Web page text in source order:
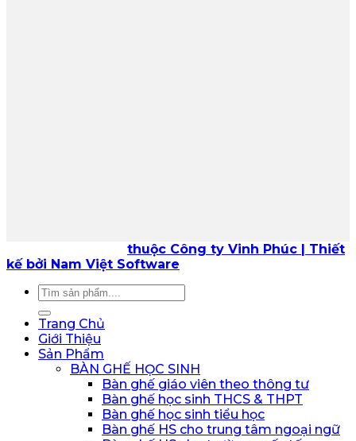
thuộc Công ty Vinh Phúc | Thiết
kế bởi Nam Việt Software
Tìm
kiếm:
Trang Chủ
Giới Thiệu
Sản Phẩm
BÀN GHẾ HỌC SINH
Bàn ghế giáo viên theo thông tư
Bàn ghế học sinh THCS & THPT
Bàn ghế học sinh tiểu học
Bàn ghế HS cho trung tâm ngoại ngữ